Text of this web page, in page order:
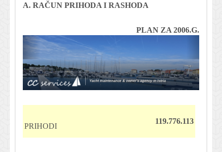
A. RAČUN PRIHODA I RASHODA
PLAN ZA 2006.G.
PRIHODI
119.776.113